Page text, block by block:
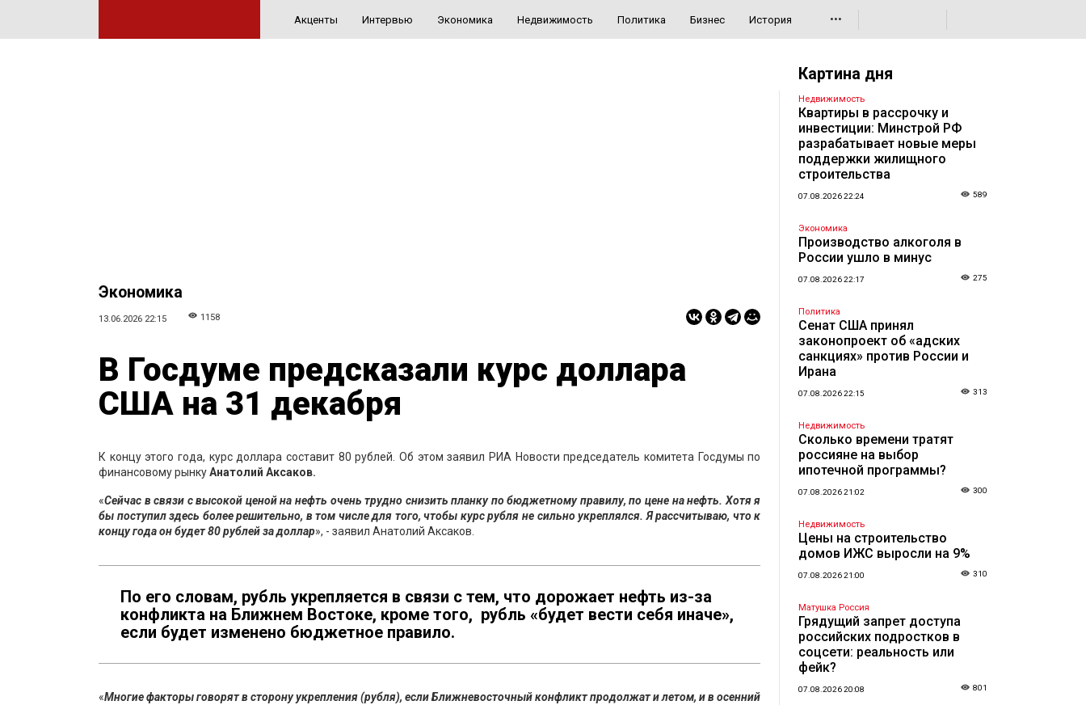
Акценты Интервью Экономика Недвижимость Политика Бизнес История •••
Экономика
13.06.2026 22:15 1158
В Госдуме предсказали курс доллара
США на 31 декабря
К концу этого года, курс доллара составит 80 рублей. Об этом заявил РИА Новости председатель комитета Госдумы по
финансовому рынкуАнатолий Аксаков.
«Сейчас в связи с высокой ценой на нефть очень трудно снизить планку по бюджетному правилу, по цене на нефть. Хотя я
бы поступил здесь более решительно, в том числе для того, чтобы курс рубля не сильно укреплялся. Я рассчитываю, что к
концу года он будет 80 рублей за доллар», - заявил Анатолий Аксаков.
По его словам, рубль укрепляется в связи с тем, что дорожает нефть из-за
конфликта на Ближнем Востоке, кроме того, рубль «будет вести себя иначе»,
если будет изменено бюджетное правило.
«Многие факторы говорят в сторону укрепления (рубля), если Ближневосточный конфликт продолжат и летом, и в осенний
Картина дня
Недвижимость
Квартиры в рассрочку и
инвестиции: Минстрой РФ
разрабатывает новые меры
поддержки жилищного
строительства
07.08.2026 22:24 589
Экономика
Производство алкоголя в
России ушло в минус
07.08.2026 22:17 275
Политика
Сенат США принял
законопроект об «адских
санкциях» против России и
Ирана
07.08.2026 22:15 313
Недвижимость
Сколько времени тратят
россияне на выбор
ипотечной программы?
07.08.2026 21:02 300
Недвижимость
Цены на строительство
домов ИЖС выросли на 9%
07.08.2026 21:00 310
Матушка Россия
Грядущий запрет доступа
российских подростков в
соцсети: реальность или
фейк?
07.08.2026 20:08 801